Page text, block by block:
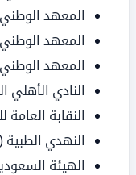
المعهد
المعهد الوطني
المعهد
النادي الأهلي
النقابة العامة
النهدي الطبية (3)
الهيئة